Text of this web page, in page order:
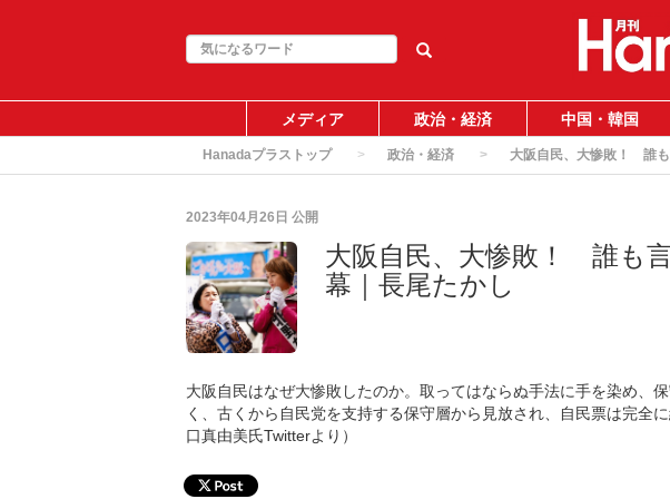
メディア 政治・経済 中国・韓国
Hanadaプラストップ 政治・経済 大阪自民、大惨敗！ 誰
2023年04月26日 公開
大阪自民、大惨敗！ 誰も
幕｜長尾たかし
大阪自民はなぜ大惨敗したのか。取ってはならぬ手法に手を染め、
く、古くから自民党を支持する保守層から見放され、自民票は完
口真由美氏Twitterより）